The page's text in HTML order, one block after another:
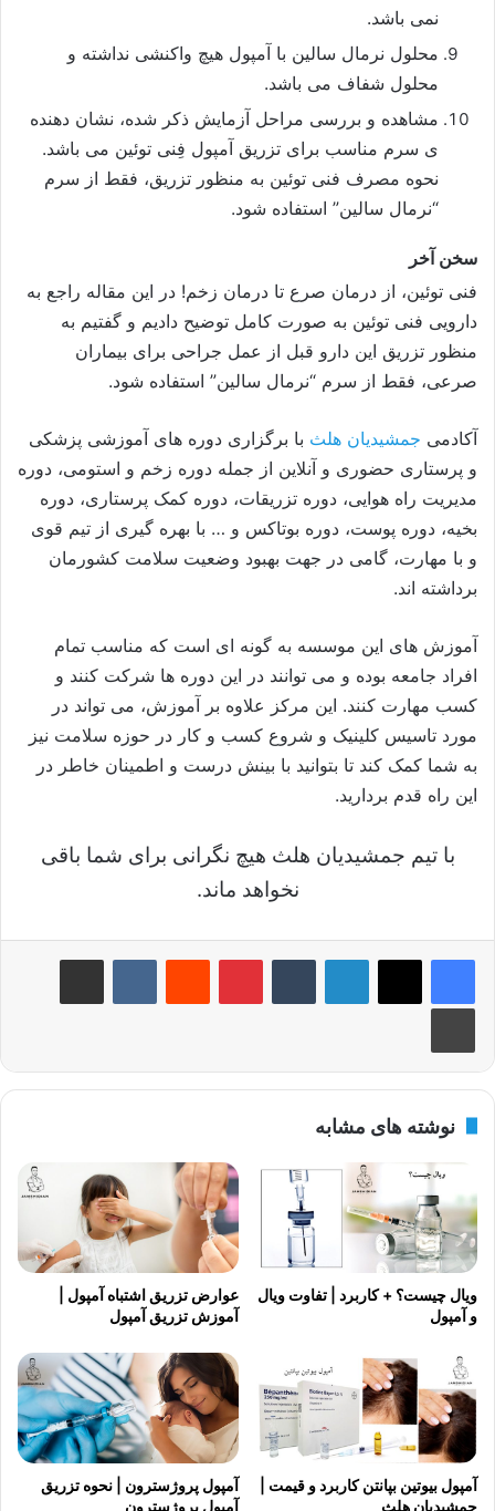
نمی باشد.
محلول نرمال سالین با آمپول هیچ واکنشی نداشته و
محلول شفاف می باشد.
مشاهده و بررسی مراحل آزمایش ذکر شده، نشان دهنده
ی سرم مناسب برای تزریق آمپول فِنی توئین می باشد.
نحوه مصرف فنی توئین به منظور تزریق، فقط از سرم
“نرمال سالین” استفاده شود.
سخن آخر
فنی توئین، از درمان صرع تا درمان زخم! در این مقاله راجع به
دارویی فنی توئین به صورت کامل توضیح دادیم و گفتیم به
منظور تزریق این دارو قبل از عمل جراحی برای بیماران
صرعی، فقط از سرم “نرمال سالین” استفاده شود.
آکادمی جمشیدیان هلث با برگزاری دوره های آموزشی پزشکی
و پرستاری حضوری و آنلاین از جمله دوره زخم و استومی، دوره
مدیریت راه هوایی، دوره تزریقات، دوره کمک پرستاری، دوره
بخیه، دوره پوست، دوره بوتاکس و … با بهره گیری از تیم قوی
و با مهارت، گامی در جهت بهبود وضعیت سلامت کشورمان
برداشته اند.
آموزش های این موسسه به گونه ای است که مناسب تمام
افراد جامعه بوده و می توانند در این دوره ها شرکت کنند و
کسب مهارت کنند. این مرکز علاوه بر آموزش، می تواند در
مورد تاسیس کلینیک و شروع کسب و کار در حوزه سلامت نیز
به شما کمک کند تا بتوانید با بینش درست و اطمینان خاطر در
این راه قدم بردارید.
با تیم جمشیدیان هلث هیچ نگرانی برای شما باقی
نخواهد ماند.
لینکدین ‫پین‌ترست ‫رددیت
چاپ
نوشته های مشابه
ویال چیست؟ + کاربرد | تفاوت ویال
و آمپول
عوارض تزریق اشتباه آمپول |
آموزش تزریق آمپول
آمپول بیوتین بپانتن کاربرد و قیمت |
جمشیدیان هلث
آمپول پروژسترون | نحوه تزریق
آمپول پروژسترون